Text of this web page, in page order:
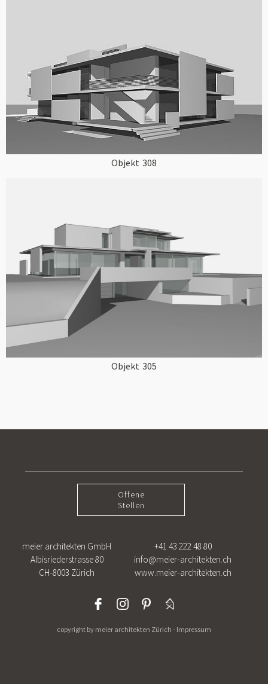
Objekt 308
Objekt 305
Offene
Stellen
meier architekten GmbH
Albisriederstrasse 80
CH-8003 Zürich
+41 43 222 48 80
info@meier-architekten.ch
www.meier-architekten.ch
copyright by meier architekten Zürich - Impressum